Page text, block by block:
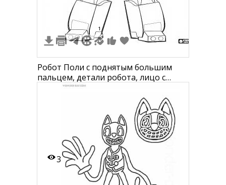
1
Робот Поли с поднятым большим
пальцем, детали робота, лицо с
выраженными глазами и улыбкой,
3